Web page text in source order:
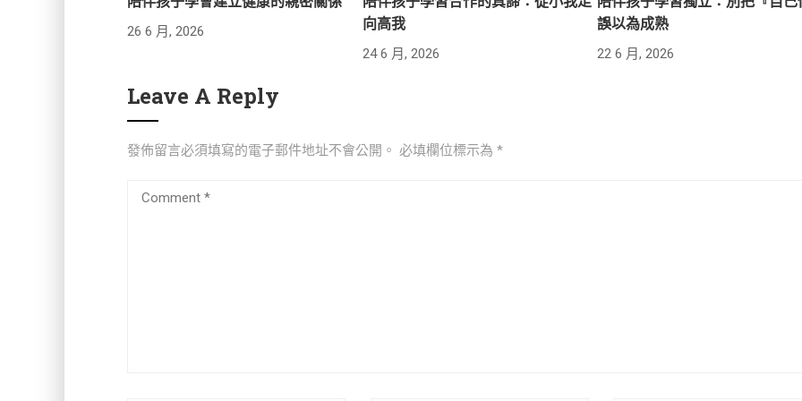
26 6 月, 2026
向高我
24 6 月, 2026
誤以為成熟
22 6 月, 2026
Leave A Reply
發佈留言必須填寫的電子郵件地址不會公開。 必填欄位標示為 *